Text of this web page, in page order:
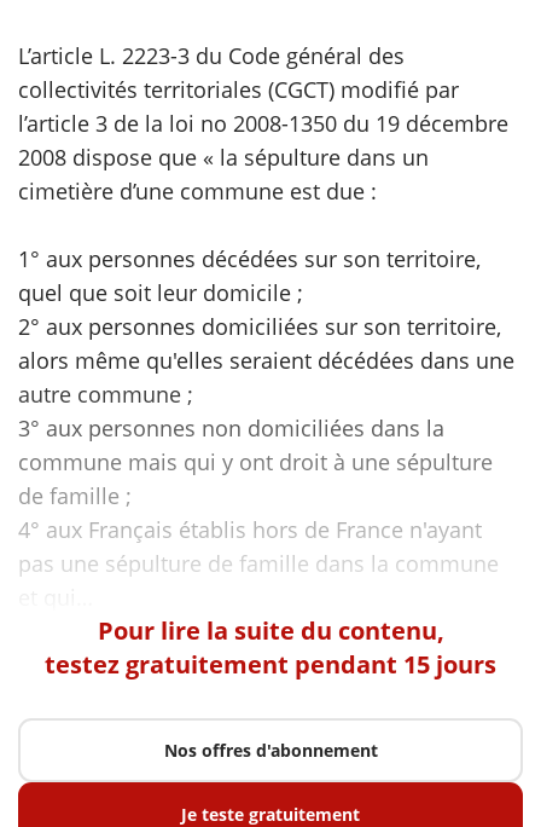
L’article L. 2223-3 du Code général des
collectivités territoriales (CGCT) modifié par
l’article 3 de la loi no 2008-1350 du 19 décembre
2008 dispose que « la sépulture dans un
cimetière d’une commune est due :
1° aux personnes décédées sur son territoire,
quel que soit leur domicile ;
2° aux personnes domiciliées sur son territoire,
alors même qu'elles seraient décédées dans une
autre commune ;
3° aux personnes non domiciliées dans la
commune mais qui y ont droit à une sépulture
de famille ;
4° aux Français établis hors de France n'ayant
pas une sépulture de famille dans la commune
Pour lire la suite du contenu,
testez gratuitement pendant 15 jours
Nos offres d'abonnement
Je teste gratuitement